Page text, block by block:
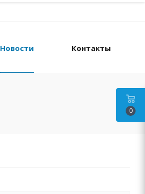
Новости Контакты
0